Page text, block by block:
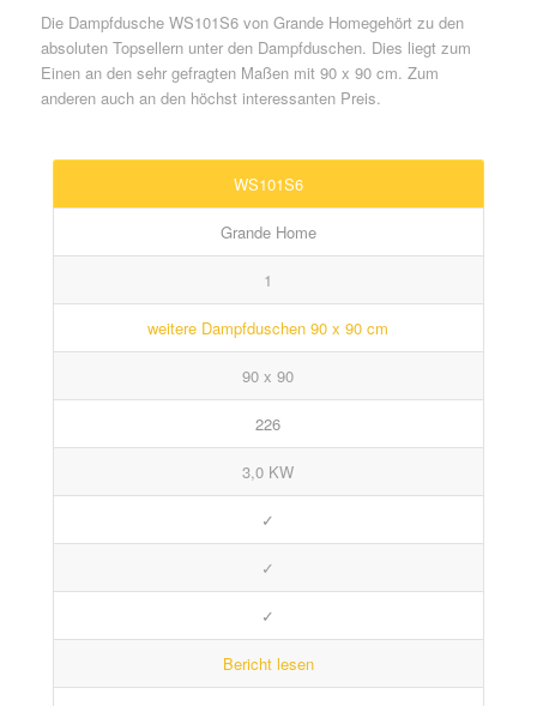
Die Dampfdusche WS101S6 von Grande Homegehört zu den
absoluten Topsellern unter den Dampfduschen. Dies liegt zum
Einen an den sehr gefragten Maßen mit 90 x 90 cm. Zum
anderen auch an den höchst interessanten Preis.
WS101S6
Grande Home
1
weitere Dampfduschen 90 x 90 cm
90 x 90
226
3,0 KW
✓
✓
✓
Bericht lesen